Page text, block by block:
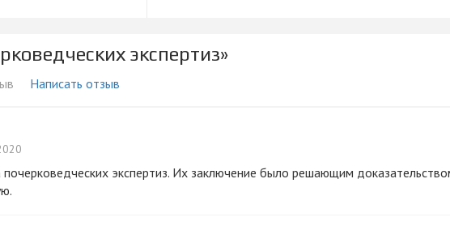
экспертиз»
Написать отзыв
экспертиз. Их заключение было решающим